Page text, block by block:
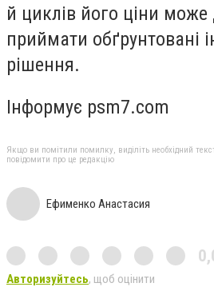
й циклів його ціни
приймати обґрунтовані
рішення.
Інформує psm7.com
Якщо ви помітили помилку, виділіть необхідний
повідомити про це редакцію
Ефименко Анастасия
Авторизуйтесь, щоб оцінити